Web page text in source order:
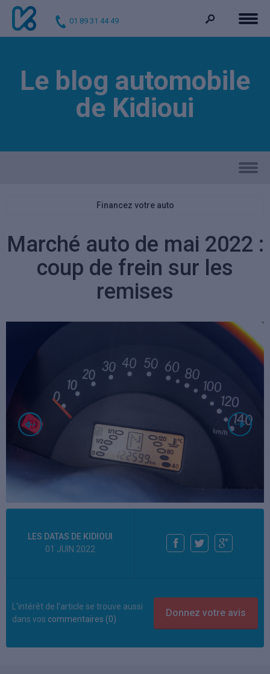
01 89 31 44 49
Le blog automobile
de Kidioui
Financez votre auto
Marché auto de mai 2022 :
coup de frein sur les
remises
LES DATAS DE KIDIOUI
01 JUIN 2022
L'intérêt de l'article se trouve aussi
dans vos commentaires (0)